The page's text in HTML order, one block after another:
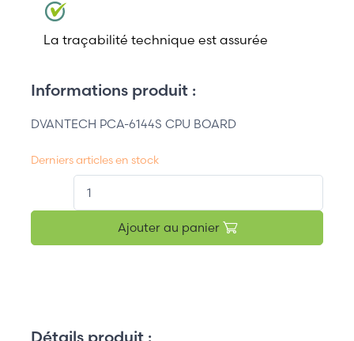
La traçabilité technique est assurée
Informations produit :
DVANTECH PCA-6144S CPU BOARD
Derniers articles en stock
Ajouter au panier
Détails produit :